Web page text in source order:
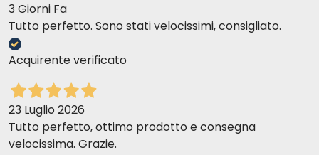
3 Giorni Fa
Tutto perfetto. Sono stati velocissimi, consigliato.
Acquirente verificato
23 Luglio 2026
Tutto perfetto, ottimo prodotto e consegna
velocissima. Grazie.